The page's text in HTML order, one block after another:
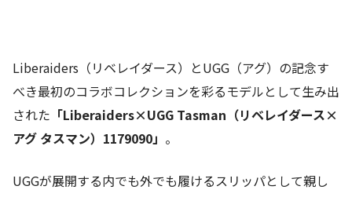
Liberaiders（リベレイダース）とUGG（アグ）の記念す
べき最初のコラボコレクションを彩るモデルとして生み出
された 「Liberaiders×UGG Tasman（リベレイダース×
アグ タスマン）1179090」 。
UGGが展開する内でも外でも履けるスリッパとして親し